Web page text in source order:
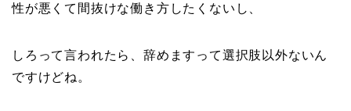
性が悪くて間抜けな働き方したくないし、
しろって言われたら、辞めますって選択肢以外ないん
ですけどね。